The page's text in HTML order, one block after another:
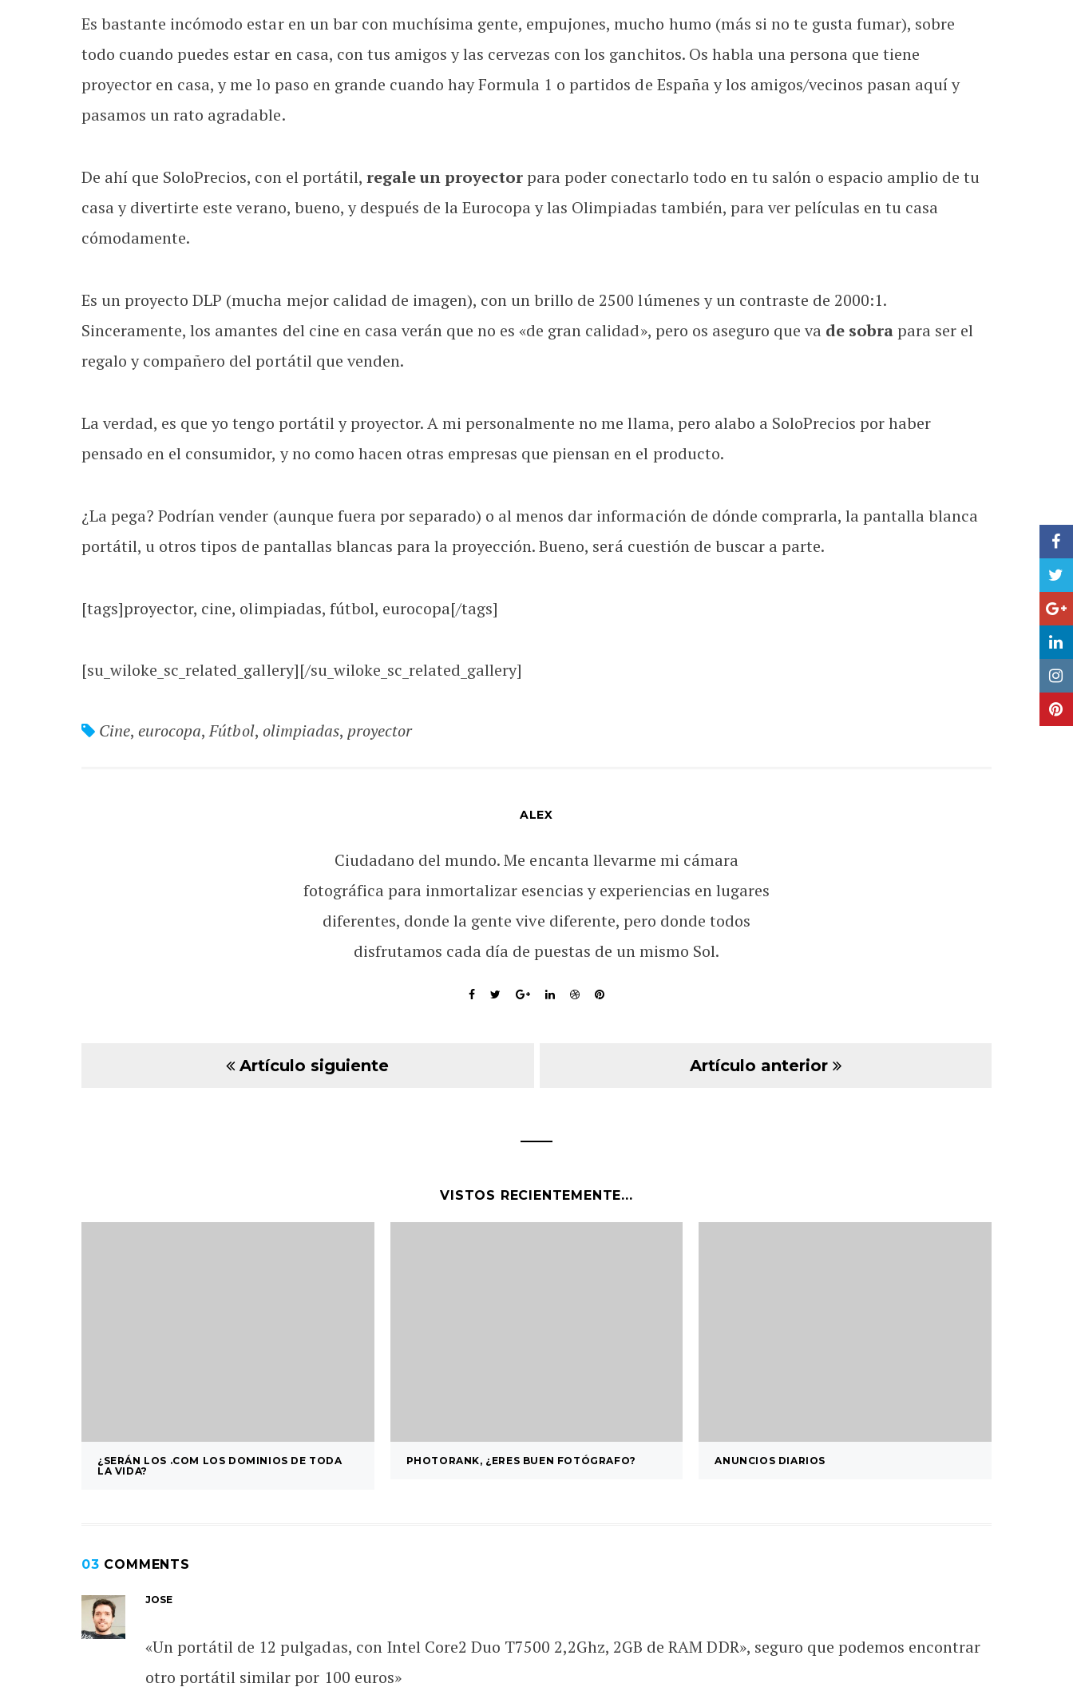
Es bastante incómodo estar en un bar con muchísima gente, empujones, mucho humo (más si no te gusta fumar), sobre
todo cuando puedes estar en casa, con tus amigos y las cervezas con los ganchitos. Os habla una persona que tiene
proyector en casa, y me lo paso en grande cuando hay Formula 1 o partidos de España y los amigos/vecinos pasan aquí y
pasamos un rato agradable.
De ahí que SoloPrecios, con el portátil, regale un proyectorpara poder conectarlo todo en tu salón o espacio amplio de tu
casa y divertirte este verano, bueno, y después de la Eurocopa y las Olimpiadas también, para ver películas en tu casa
cómodamente.
Es un proyecto DLP (mucha mejor calidad de imagen), con un brillo de 2500 lúmenes y un contraste de 2000:1.
Sinceramente, los amantes del cine en casa verán que no es «de gran calidad», pero os aseguro que va de sobrapara ser el
regalo y compañero del portátil que venden.
La verdad, es que yo tengo portátil y proyector. A mi personalmente no me llama, pero alabo a SoloPrecios por haber
pensado en el consumidor, y no como hacen otras empresas que piensan en el producto.
¿La pega? Podrían vender (aunque fuera por separado) o al menos dar información de dónde comprarla, la pantalla blanca
portátil, u otros tipos de pantallas blancas para la proyección. Bueno, será cuestión de buscar a parte.
[tags]proyector, cine, olimpiadas, fútbol, eurocopa[/tags]
[su_wiloke_sc_related_gallery][/su_wiloke_sc_related_gallery]
Cine,eurocopa,Fútbol, olimpiadas, proyector
ALEX
Ciudadano del mundo. Me encanta llevarme mi cámara
fotográfica para inmortalizar esencias y experiencias en lugares
diferentes, donde la gente vive diferente, pero donde todos
disfrutamos cada día de puestas de un mismo Sol.
Artículo siguiente Artículo anterior
VISTOS RECIENTEMENTE...
¿SERÁN LOS .COM LOS DOMINIOS DE TODA
LA VIDA?
PHOTORANK, ¿ERES BUEN FOTÓGRAFO? ANUNCIOS DIARIOS
03 COMMENTS
JOSE
«Un portátil de 12 pulgadas, con Intel Core2 Duo T7500 2,2Ghz, 2GB de RAM DDR», seguro que podemos encontrar
otro portátil similar por 100 euros»